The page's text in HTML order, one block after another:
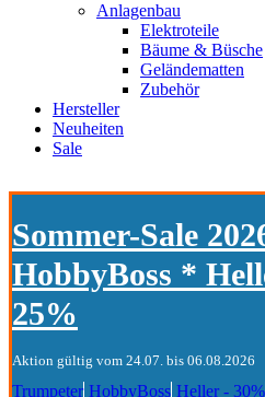
Anlagenbau
Elektroteile
Bäume & Büsche
Geländematten
Zubehör
Hersteller
Neuheiten
Sale
Sommer-Sale
HobbyBoss *
25%
Aktion gültig vom 24.07. bis 06.08.2026
Trumpeter HobbyBoss Heller - 30%